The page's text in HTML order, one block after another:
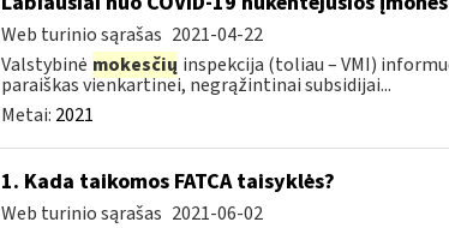
Web turinio sąrašas 2021-04-22
Valstybinė mokesčių inspekcija (toliau – VMI)
paraiškas vienkartinei, negrąžintinai subsidijai...
Metai: 2021
1. Kada taikomos FATCA taisyklės?
Web turinio sąrašas 2021-06-02